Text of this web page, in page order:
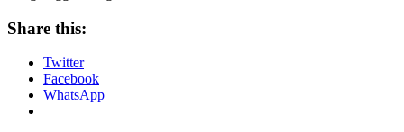
Share this:
Twitter
Facebook
WhatsApp